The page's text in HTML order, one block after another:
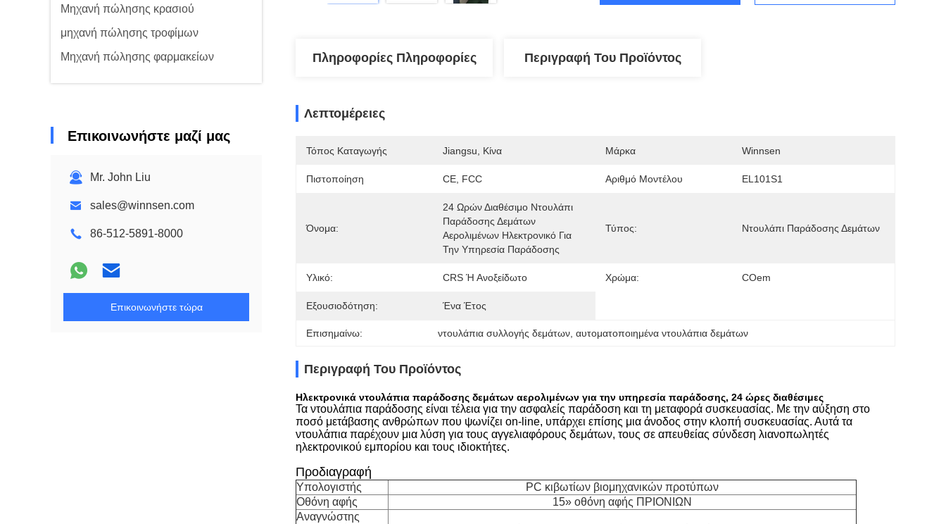
Μηχανή πώλησης κρασιού
μηχανή πώλησης τροφίμων
Μηχανή πώλησης φαρμακείων
Επικοινωνήστε μαζί μας
Mr. John Liu
sales@winnsen.com
86-512-5891-8000
Επικοινωνήστε τώρα
Πληροφορίες Πληροφορίες Περιγραφή Του Προϊόντος
Λεπτομέρειες
Τόπος Καταγωγής Jiangsu, Κίνα Μάρκα Winnsen
Πιστοποίηση CE, FCC Αριθμό Μοντέλου EL101S1
Όνομα:
24 Ωρών Διαθέσιμο Ντουλάπι
Παράδοσης Δεμάτων
Αερολιμένων Ηλεκτρονικό Για
Την Υπηρεσία Παράδοσης
Τύπος: Ντουλάπι Παράδοσης Δεμάτων
Υλικό: CRS Ή Ανοξείδωτο Χρώμα: COem
Εξουσιοδότηση: Ένα Έτος
Επισημαίνω: ντουλάπια συλλογής δεμάτων , αυτοματοποιημένα ντουλάπια δεμάτων
Περιγραφή Του Προϊόντος
Ηλεκτρονικά ντουλάπια παράδοσης δεμάτων αερολιμένων για την υπηρεσία παράδοσης, 24 ώρες διαθέσιμες
Τα ντουλάπια παράδοσης είναι τέλεια για την ασφαλείς παράδοση και τη μεταφορά συσκευασίας. Με την αύξηση στο
ποσό μετάβασης ανθρώπων που ψωνίζει on-line, υπάρχει επίσης μια άνοδος στην κλοπή συσκευασίας. Αυτά τα
ντουλάπια παρέχουν μια λύση για τους αγγελιαφόρους δεμάτων, τους σε απευθείας σύνδεση λιανοπωλητές
ηλεκτρονικού εμπορίου και τους ιδιοκτήτες.
Προδιαγραφή
Υπολογιστής
PC κιβωτίων βιομηχανικών προτύπων
Οθόνη αφής
15» οθόνη αφής ΠΡΙΟΝΙΩΝ
Αναγνώστης